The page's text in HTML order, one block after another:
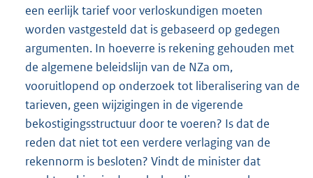
een eerlijk tarief voor verloskundigen moeten
worden vastgesteld dat is gebaseerd op gedegen
argumenten. In hoeverre is rekening gehouden met
de algemene beleidslijn van de NZa om,
vooruitlopend op onderzoek tot liberalisering van de
tarieven, geen wijzigingen in de vigerende
bekostigingsstructuur door te voeren? Is dat de
reden dat niet tot een verdere verlaging van de
rekennorm is besloten? Vindt de minister dat